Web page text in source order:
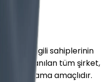
ilgili sahiplerinin
kullanılan tüm şirket,
tanımlama amaçlıdır.